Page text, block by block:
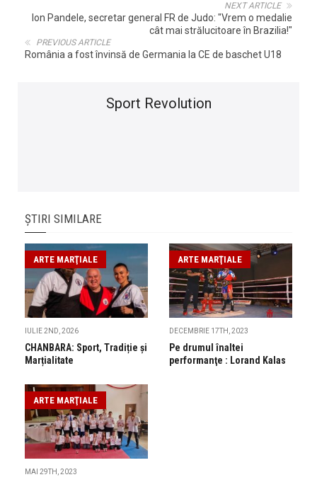
NEXT ARTICLE
Ion Pandele, secretar general FR de Judo: "Vrem o medalie
cât mai strălucitoare în Brazilia!"
PREVIOUS ARTICLE
România a fost învinsă de Germania la CE de baschet U18
Sport Revolution
ȘTIRI SIMILARE
ARTE MARŢIALE
IULIE 2ND, 2026
CHANBARA: Sport, Tradiție și
Marțialitate
ARTE MARŢIALE
DECEMBRIE 17TH, 2023
Pe drumul înaltei
performanţe : Lorand Kalas
ARTE MARŢIALE
MAI 29TH, 2023